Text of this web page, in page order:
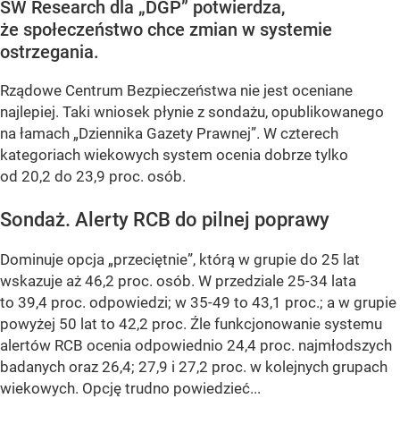
SW Research dla „DGP” potwierdza,
że społeczeństwo chce zmian w systemie
ostrzegania.
Rządowe Centrum Bezpieczeństwa nie jest oceniane
najlepiej. Taki wniosek płynie z sondażu, opublikowanego
na łamach „Dziennika Gazety Prawnej”. W czterech
kategoriach wiekowych system ocenia dobrze tylko
od 20,2 do 23,9 proc. osób.
Sondaż. Alerty RCB do pilnej poprawy
Dominuje opcja „przeciętnie”, którą w grupie do 25 lat
wskazuje aż 46,2 proc. osób. W przedziale 25-34 lata
to 39,4 proc. odpowiedzi; w 35-49 to 43,1 proc.; a w grupie
powyżej 50 lat to 42,2 proc. Źle funkcjonowanie systemu
alertów RCB ocenia odpowiednio 24,4 proc. najmłodszych
badanych oraz 26,4; 27,9 i 27,2 proc. w kolejnych grupach
wiekowych. Opcję trudno powiedzieć...